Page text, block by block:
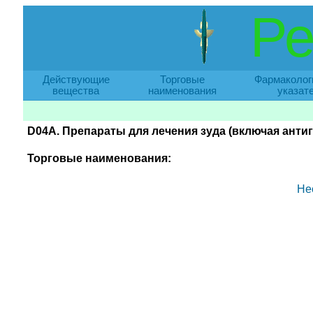
Действующие
вещества
Торговые
наименования
D04A. Препараты для лечения зуда (включая
Торговые наименования: